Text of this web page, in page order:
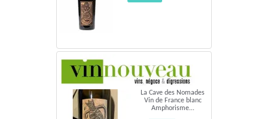
La Cave des Nomades
Vin de France blanc
Amphorisme...